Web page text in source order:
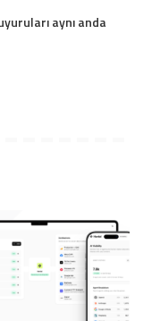
aynı anda